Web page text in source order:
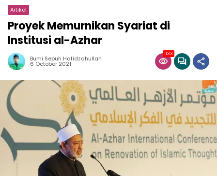
Artikel
Proyek Memurnikan Syariat di
Institusi al-Azhar
Bumi Sepuh Hafidzahullah
6 October 2021
1133